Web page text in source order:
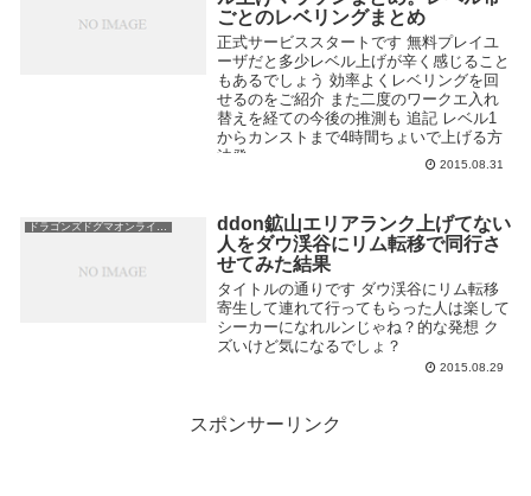
ごとのレベリングまとめ
正式サービススタートです 無料プレイユ
ーザだと多少レベル上げが辛く感じること
もあるでしょう 効率よくレベリングを回
せるのをご紹介 また二度のワークエ入れ
替えを経ての今後の推測も 追記 レベル1
からカンストまで4時間ちょいで上げる方
法発...
2015.08.31
ドラゴンズドグマオンライン攻略
ddon鉱山エリアランク上げてない
人をダウ渓谷にリム転移で同行さ
せてみた結果
タイトルの通りです ダウ渓谷にリム転移
寄生して連れて行ってもらった人は楽して
シーカーになれルンじゃね？的な発想 ク
ズいけど気になるでしょ？
2015.08.29
スポンサーリンク